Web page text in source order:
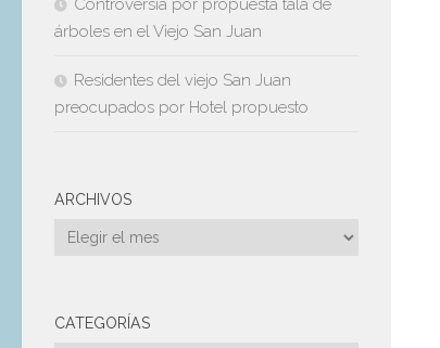
árboles en el Viejo San Juan
Residentes del viejo San Juan
preocupados por Hotel propuesto
ARCHIVOS
Archivos
CATEGORÍAS